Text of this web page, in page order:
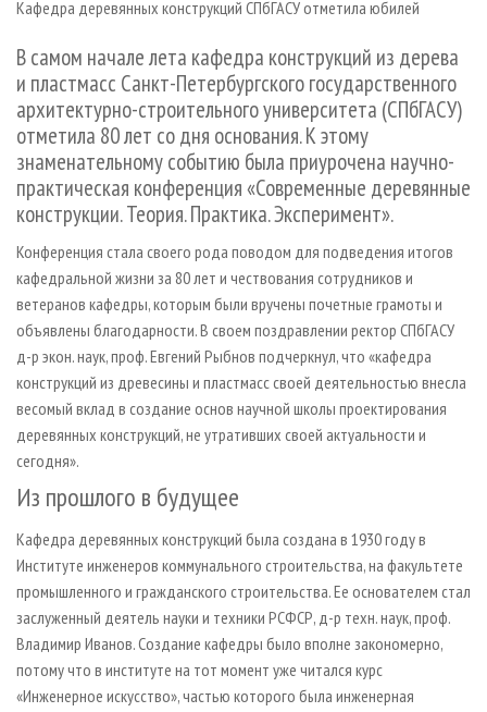
СУШКА ДРЕВЕСИНЫ
ПРОИЗВОДСТВО ДРЕВЕСНЫХ ПЛИТ
ДЕРЕВЯННОЕ ДОМОСТРОЕНИЕ
ПРОИЗВОДСТВО МЕБЕЛИ
БИОЭНЕРГЕТИКА
ЦБП
ИНСТРУМЕНТ И МАТЕРИАЛЫ
ПЕРСОНЫ
МОБИЛЬНЫЕ ВЫСТАВКИ
ОФИЦИАЛЬНЫЕ ДЕЛЕГАЦИИ
ПРИОРИТЕТНЫЕ ИНВЕСТПРОЕКТЫ
RUSSIAN FORESTRY REVIEW
ГАЗЕТА ЛЕСПРОМФОРУМ
БИБЛИОТЕКА СПЕЦИАЛИСТА
КОНТАКТЫ
РЕКЛАМА
РЕКЛАМА НА САЙТЕ
Кафедра деревянных конструкций СПбГАСУ отметила юбилей
В самом начале лета кафедра конструкций из дерева
и пластмасс Санкт-Петербургского государственного
архитектурно-строительного университета (СПбГАСУ)
отметила 80 лет со дня основания. К этому
знаменательному событию была приурочена научно-
практическая конференция «Современные деревянные
конструкции. Теория. Практика. Эксперимент».
Конференция стала своего рода поводом для подведения итогов
кафедральной жизни за 80 лет и чествования сотрудников и
ветеранов кафедры, которым были вручены почетные грамоты и
объявлены благодарности. В своем поздравлении ректор СПбГАСУ
д-р экон. наук, проф. Евгений Рыбнов подчеркнул, что «кафедра
конструкций из древесины и пластмасс своей деятельностью внесла
весомый вклад в создание основ научной школы проектирования
деревянных конструкций, не утративших своей актуальности и
сегодня».
Из прошлого в будущее
Кафедра деревянных конструкций была создана в 1930 году в
Институте инженеров коммунального строительства, на факультете
промышленного и гражданского строительства. Ее основателем стал
заслуженный деятель науки и техники РСФСР, д-р техн. наук, проф.
Владимир Иванов. Создание кафедры было вполне закономерно,
потому что в институте на тот момент уже читался курс
«Инженерное искусство», частью которого была инженерная